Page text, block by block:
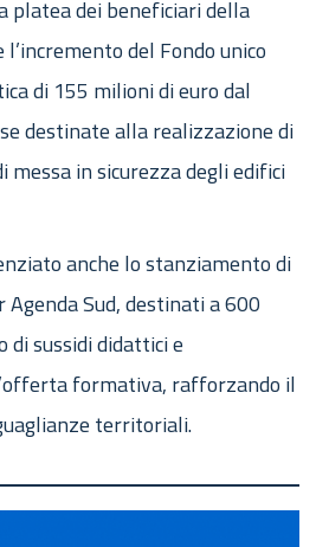
platea dei beneficiari della
del Fondo unico
di 155 milioni di euro dal
destinate alla realizzazione di
in sicurezza degli edifici
anche lo stanziamento di
Sud, destinati a 600
di sussidi didattici e
formativa, rafforzando il
territoriali.